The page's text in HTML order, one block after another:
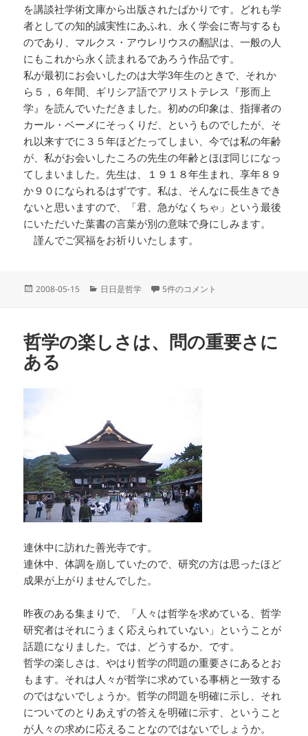
を講談社学術文庫から出版されたばかりです。どれも学
者としての知的誠実性にあふれ、永く学会に寄与するも
のであり、マルクス・アウレリウスの翻訳は、一般の人
にもこれから永く読まれるであろう作品です。
私が最初にお会いしたのは大学3年生のときで、それか
ら５，６年間、ギリシア語でアリストテレス『形而上
学』を読んでいただきました。初めの印象は、指揮者の
カール・ベーメにそっくりだ、というものでしたが、そ
れ以来すでに３５年ほどたってしまい、今では私の年齢
が、私がお会いしたころの先生の年齢とほぼ同じになっ
てしまいました。先生は、１９１８年生まれ、享年８９
か９０になられるはずです。私は、そんなに長生きでき
ないと思いますので、「君、急がなくちゃ」という最後
にいただいた葉書の言葉が別の意味で身にしみます。
謹んでご冥福をお祈りいたします。
投
2008-05-15
カ
ー
日日是哲学 ご冥福をお祈りします への
5件のコメント
哲学の楽しさは、問の重要さに
ある
連休中に訪れた善光寺です。
連休中、体調を崩していたので、研究の方は思ったほど
成果が上がりませんでした。
昨夜のある集まりで、「人々は哲学を求めている、哲学
研究者はそれにうまく応えられていない」ということが
話題になりました。では、どうするか、です。
哲学の楽しさは、やはり哲学の問題の重要さにあるとお
もます。それは人々が哲学に求めている事柄と一致する
のではないでしょうか。哲学の問題を明確に示し、それ
についてのとりあえずの答えを明確に示す、ということ
が人々の求めに応えることなのではないでしょうか。